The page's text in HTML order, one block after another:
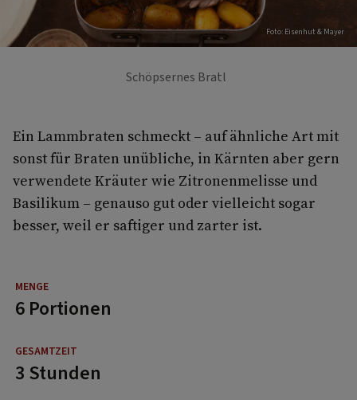
Foto: Eisenhut & Mayer
Schöpsernes Bratl
Ein Lammbraten schmeckt – auf ähnliche Art mit
sonst für Braten unübliche, in Kärnten aber gern
verwendete Kräuter wie Zitronenmelisse und
Basilikum – genauso gut oder vielleicht sogar
besser, weil er saftiger und zarter ist.
6 Portionen
3 Stunden